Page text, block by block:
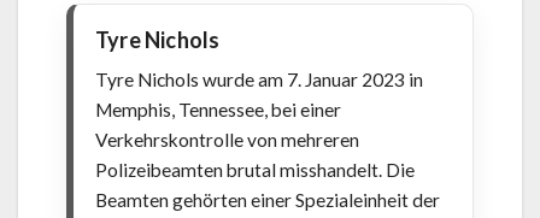
Tyre Nichols
Tyre Nichols wurde am 7. Januar 2023 in
Memphis, Tennessee, bei einer
Verkehrskontrolle von mehreren
Polizeibeamten brutal misshandelt. Die
Beamten gehörten einer Spezialeinheit der